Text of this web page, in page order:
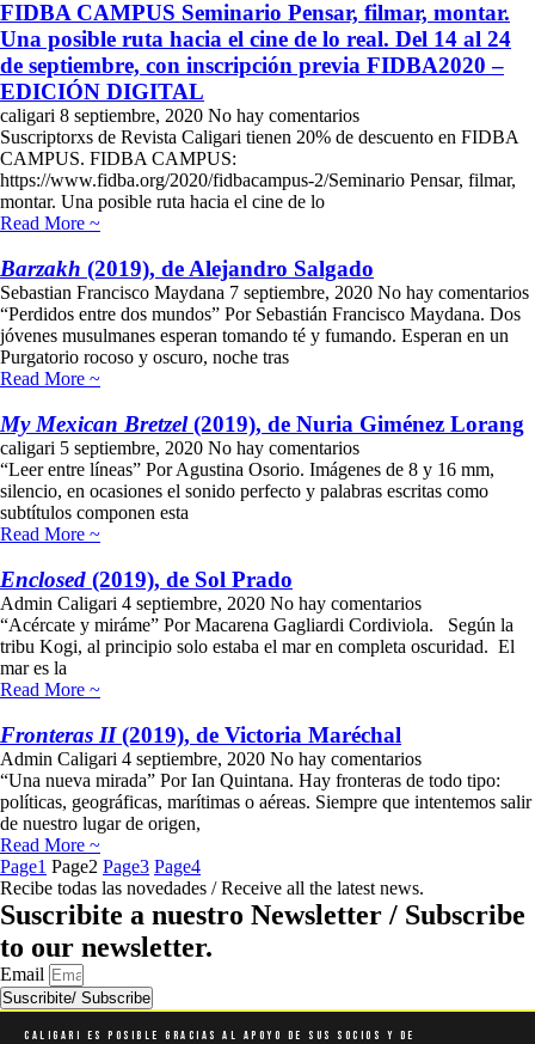
FIDBA CAMPUS Seminario Pensar, filmar, montar.
Una posible ruta hacia el cine de lo real. Del 14 al 24
de septiembre, con inscripción previa FIDBA2020 –
EDICIÓN DIGITAL
caligari 8 septiembre, 2020 No hay comentarios
Suscriptorxs de Revista Caligari tienen 20% de descuento en FIDBA
CAMPUS. FIDBA CAMPUS:
https://www.fidba.org/2020/fidbacampus-2/Seminario Pensar, filmar,
montar. Una posible ruta hacia el cine de lo
Read More ~
Barzakh (2019), de Alejandro Salgado
Sebastian Francisco Maydana 7 septiembre, 2020 No hay comentarios
“Perdidos entre dos mundos” Por Sebastián Francisco Maydana. Dos
jóvenes musulmanes esperan tomando té y fumando. Esperan en un
Purgatorio rocoso y oscuro, noche tras
Read More ~
My Mexican Bretzel(2019), de Nuria Giménez Lorang
caligari 5 septiembre, 2020 No hay comentarios
“Leer entre líneas” Por Agustina Osorio. Imágenes de 8 y 16 mm,
silencio, en ocasiones el sonido perfecto y palabras escritas como
subtítulos componen esta
Read More ~
Enclosed (2019), de Sol Prado
Admin Caligari 4 septiembre, 2020 No hay comentarios
“Acércate y miráme” Por Macarena Gagliardi Cordiviola. Según la
tribu Kogi, al principio solo estaba el mar en completa oscuridad. El
mar es la
Read More ~
Fronteras II(2019), de Victoria Maréchal
Admin Caligari 4 septiembre, 2020 No hay comentarios
“Una nueva mirada” Por Ian Quintana. Hay fronteras de todo tipo:
políticas, geográficas, marítimas o aéreas. Siempre que intentemos salir
de nuestro lugar de origen,
Read More ~
Page1 Page2 Page3 Page4
Recibe todas las novedades / Receive all the latest news.
Suscribite a nuestro Newsletter / Subscribe
to our newsletter.
Email
Suscribite/ Subscribe
Caligari es posible gracias al apoyo de sus socios y de